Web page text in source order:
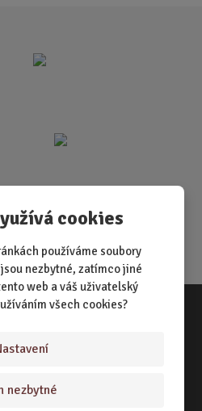
cookies
používáme soubory
nezbytné, zatímco jiné
web a váš uživatelský
všech cookies?
nezbytné
o nákupu
ODESLÁNÍ ZBOŽÍ